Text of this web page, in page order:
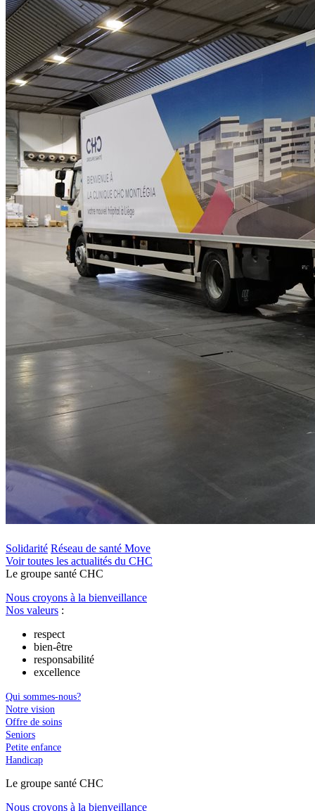
Solidarité Réseau de santé Move
Voir toutes les actualités du CHC
Le groupe santé CHC
Nous croyons à la bienveillance
Nos valeurs :
respect
bien-être
responsabilité
excellence
Qui sommes-nous?
Notre vision
Offre de soins
Seniors
Petite enfance
Handicap
Le groupe santé CHC
Nous croyons à la bienveillance